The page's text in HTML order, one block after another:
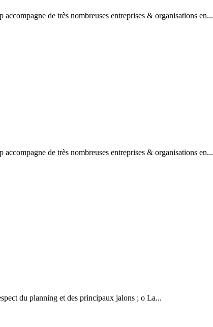
de très nombreuses entreprises & organisations en...
de très nombreuses entreprises & organisations en...
du planning et des principaux jalons ; o La...